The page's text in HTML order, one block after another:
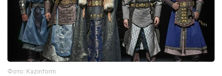
Фото: Kazinform